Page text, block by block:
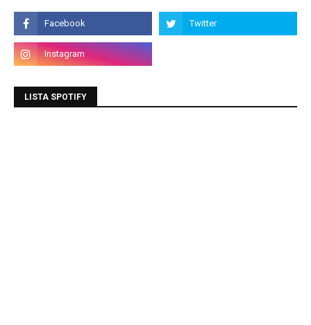
LISTA SPOTIFY